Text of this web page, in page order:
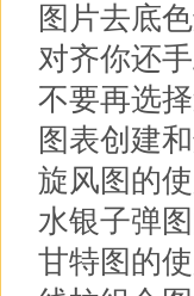
图片去底
对齐你还
不要再选
图表创建
旋风图的
水银子弹
甘特图的